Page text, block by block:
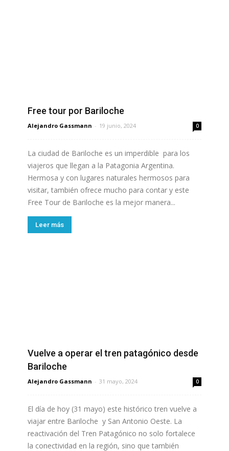
Free tour por Bariloche
Alejandro Gassmann - 19 junio, 2024 0
La ciudad de Bariloche es un imperdible para los
viajeros que llegan a la Patagonia Argentina.
Hermosa y con lugares naturales hermosos para
visitar, también ofrece mucho para contar y este
Free Tour de Bariloche es la mejor manera...
Leer más
Vuelve a operar el tren patagónico desde
Bariloche
Alejandro Gassmann - 31 mayo, 2024 0
El día de hoy (31 mayo) este histórico tren vuelve a
viajar entre Bariloche y San Antonio Oeste. La
reactivación del Tren Patagónico no solo fortalece
la conectividad en la región, sino que también